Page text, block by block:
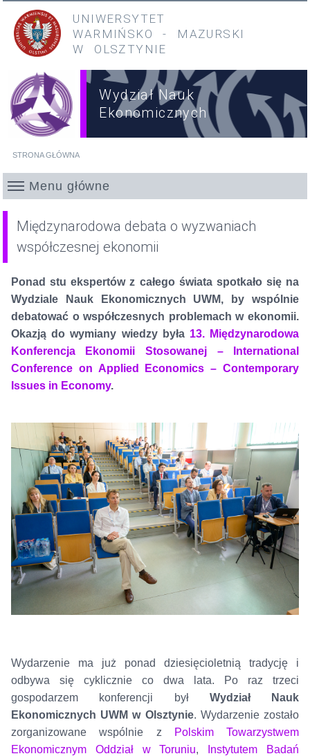
Przejdź do treści
Przejdź do menu głównego
UNIWERSYTET
WARMIŃSKO
- MAZURSKI
W OLSZTYNIE
Wydział Nauk
Ekonomicznych
STRONA GŁÓWNA
Menu główne
Międzynarodowa debata o wyzwaniach
współczesnej ekonomii
Ponad stu ekspertów z całego świata spotkało się na
Wydziale Nauk Ekonomicznych UWM, by wspólnie
debatować o współczesnych problemach w ekonomii.
Okazją do wymiany wiedzy była 13. Międzynarodowa
Konferencja Ekonomii Stosowanej – International
Conference on Applied Economics – Contemporary
Issues in Economy.
Wydarzenie ma już ponad dziesięcioletnią tradycję i
odbywa się cyklicznie co dwa lata. Po raz trzeci
gospodarzem konferencji był Wydział Nauk
Ekonomicznych UWM w Olsztynie. Wydarzenie zostało
zorganizowane wspólnie z
Polskim Towarzystwem
Ekonomicznym Oddział w Toruniu,
Instytutem Badań